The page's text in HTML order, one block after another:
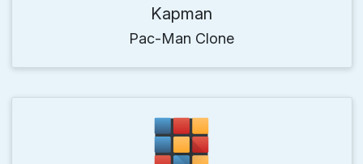
Kapman
Pac-Man Clone